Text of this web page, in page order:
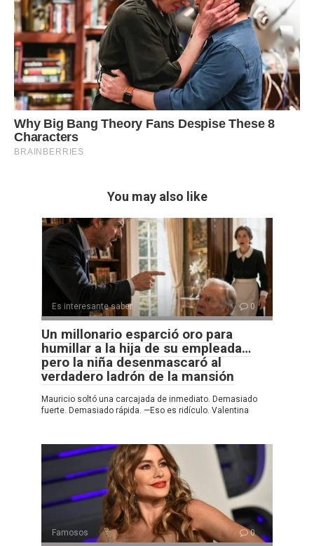
You may also like
Es interesante saber 0
Un millonario esparció oro para
humillar a la hija de su empleada…
pero la niña desenmascaró al
verdadero ladrón de la mansión
Mauricio soltó una carcajada de inmediato. Demasiado
fuerte. Demasiado rápida. —Eso es ridículo. Valentina
Famosos 0